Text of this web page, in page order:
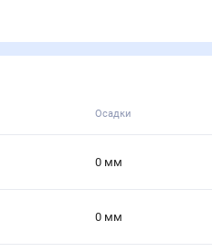
Осадки
0мм
0мм